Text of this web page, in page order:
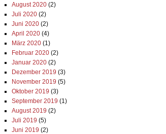
August 2020(2)
Juli 2020(2)
Juni 2020(2)
April 2020(4)
März 2020(1)
Februar 2020(2)
Januar 2020(2)
Dezember 2019 (3)
November 2019 (5)
Oktober 2019 (3)
September 2019 (1)
August 2019 (2)
Juli 2019 (5)
Juni 2019 (2)